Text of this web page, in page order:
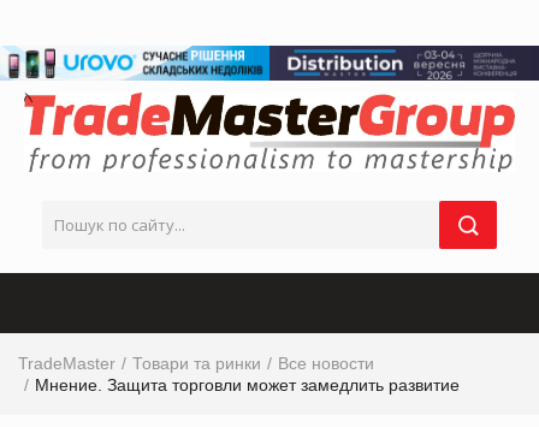
TradeMaster Товари та ринки
Все новости
Мнение. Защита торговли может замедлить развитие